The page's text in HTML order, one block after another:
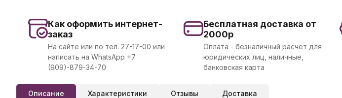
Как оформить интернет-
заказ
На сайте или по тел. 27-17-00 или
написать на WhatsApp +7
(909)-879-34-70
Бесплатная доставка от
2000р
Оплата - безналичный расчет для
юридических лиц, наличные,
банковская карта
Описание Характеристики Отзывы Доставка